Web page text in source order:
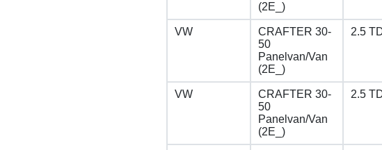
(2E_)
VW
CRAFTER 30-
50
Panelvan/Van
(2E_)
2.5
VW
CRAFTER 30-
50
Panelvan/Van
(2E_)
2.5